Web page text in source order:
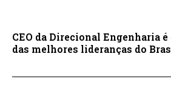
CEO da Direcional Engenharia
das melhores lideranças do